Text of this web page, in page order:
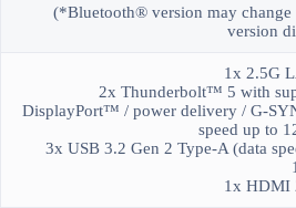
(*Bluetooth® version may change
version
1x 2.5G
2x Thunderbolt™ 5 with
DisplayPort™ / power delivery / G-
speed up to
3x USB 3.2 Gen 2 Type-A (data
1x HDMI